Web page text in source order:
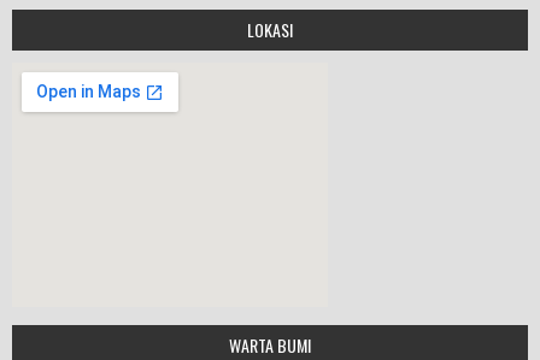
HALAL BIHALAL
LOKASI
Google Maps Generator by
embedgooglemap.net
WARTA BUMI